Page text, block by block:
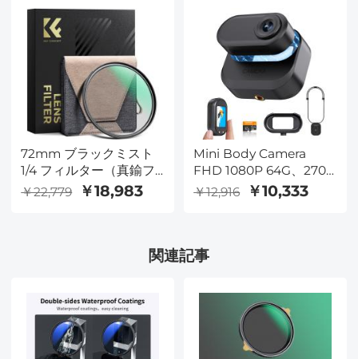
可能なLEDライト、
12MPカメラ、
Windows/Mac OSに対
72mm ブラックミスト
1/4 フィルター（真鍮フ
レーム、超低反射、ミス
- Nano-X Proシリーズ
￥22,779 ￥18,983
Mini Body Camera
FHD 1080P 64G、270
分間録画可能、ウェアラ
￥12,916 ￥10,333
関連記事